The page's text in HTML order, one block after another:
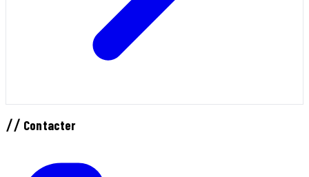
// Contacter